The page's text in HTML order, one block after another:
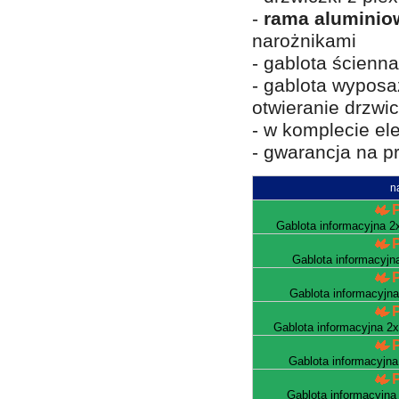
- rama
narożnikami
- gablota
- gablota
otwieranie
- w komplecie
- gwarancja na
Gablota informacyjna
Gablota
Gablota
Gablota informacyjna
Gablota
Gablota